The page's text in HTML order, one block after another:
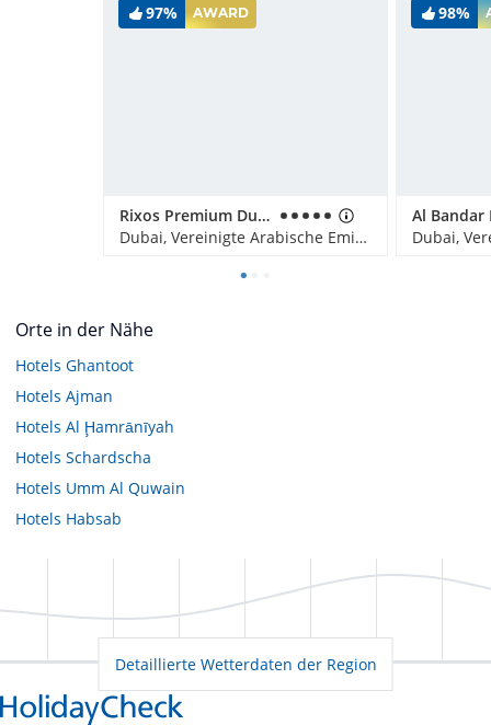
97% AWARD
Rixos Premium Dubai JBR
Dubai, Vereinigte Arabische Emirate
98%
Orte in der Nähe
Hotels Ghantoot
Hotels Ajman
Hotels Al Ḩamrānīyah
Hotels Schardscha
Hotels Umm Al Quwain
Hotels Habsab
Detaillierte Wetterdaten der Region